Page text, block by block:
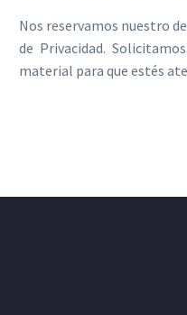
Nos reservamos nuestro
de Privacidad.
material para que estés